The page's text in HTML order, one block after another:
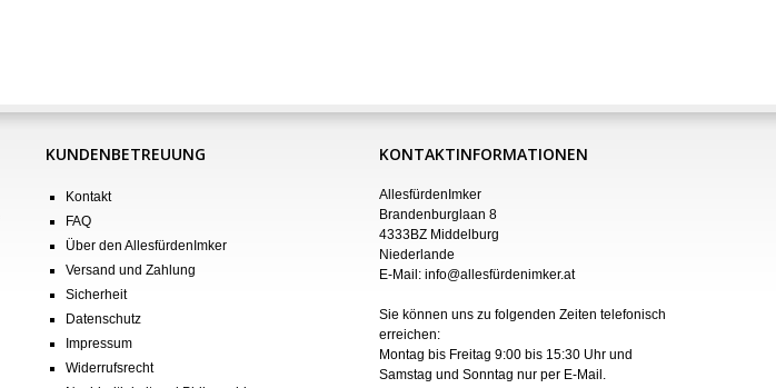
KUNDENBETREUUNG
Kontakt
FAQ
Über den AllesfürdenImker
Versand und Zahlung
Sicherheit
Datenschutz
Impressum
Widerrufsrecht
KONTAKTINFORMATIONEN
AllesfürdenImker
Brandenburglaan 8
4333BZ Middelburg
Niederlande
E-Mail: info@allesfürdenimker.at
Sie können uns zu folgenden Zeiten telefonisch
erreichen:
Montag bis Freitag 9:00 bis 15:30 Uhr und
Samstag und Sonntag nur per E-Mail .